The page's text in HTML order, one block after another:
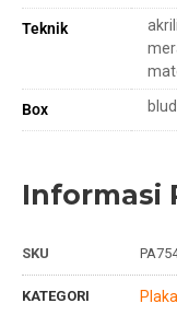
Teknik
Box
Informasi
SKU
KATEGORI